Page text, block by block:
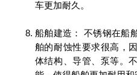
车更加耐久。
船舶建造： 不锈钢在船
舶的耐蚀性要求很高，
体结构、导管、泵等。